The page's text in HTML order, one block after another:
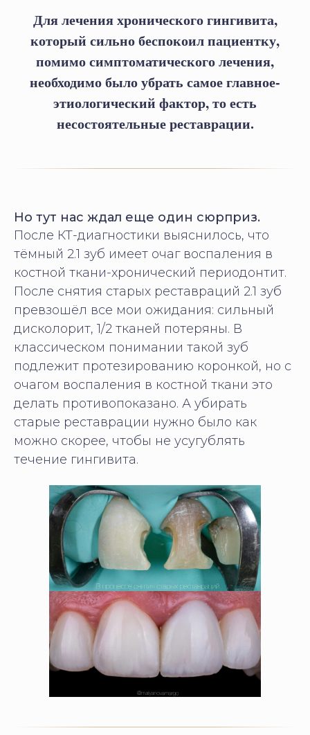
Для лечения хронического гингивита,
который сильно беспокоил пациентку,
помимо симптоматического лечения,
необходимо было убрать самое главное-
этиологический фактор, то есть
несостоятельные реставрации.
Но тут нас ждал еще один сюрприз.
После КТ-диагностики выяснилось, что
тёмный 2.1 зуб имеет очаг воспаления в
костной ткани-хронический периодонтит.
После снятия старых реставраций 2.1 зуб
превзошёл все мои ожидания: сильный
дисколорит, 1/2 тканей потеряны. В
классическом понимании такой зуб
подлежит протезированию коронкой, но с
очагом воспаления в костной ткани это
делать противопоказано. А убирать
старые реставрации нужно было как
можно скорее, чтобы не усугублять
течение гингивита.